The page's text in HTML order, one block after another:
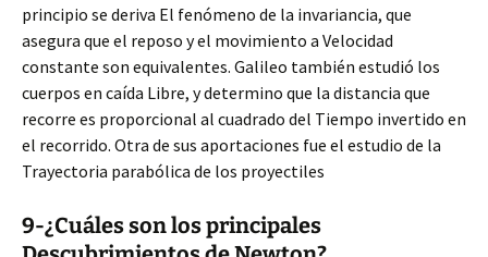
principio se deriva El fenómeno de la invariancia, que
asegura que el reposo y el movimiento a Velocidad
constante son equivalentes. Galileo también estudió los
cuerpos en caída Libre, y determino que la distancia que
recorre es proporcional al cuadrado del Tiempo invertido en
el recorrido. Otra de sus aportaciones fue el estudio de la
Trayectoria parabólica de los proyectiles
9-¿Cuáles son los principales